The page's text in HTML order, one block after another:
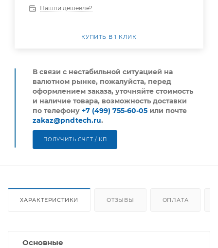
Нашли дешевле?
КУПИТЬ В 1 КЛИК
В связи с нестабильной ситуацией на
валютном рынке, пожалуйста, перед
оформлением заказа, уточняйте стоимость
и наличие товара, возможность доставки
по телефону +7 (499) 755-60-05 или почте
zakaz@pndtech.ru.
ПОЛУЧИТЬ СЧЕТ / КП
ХАРАКТЕРИСТИКИ ОТЗЫВЫ ОПЛАТА
Основные